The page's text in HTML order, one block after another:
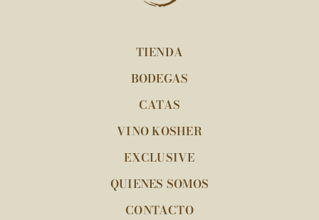
TIENDA
BODEGAS
CATAS
VINO KOSHER
EXCLUSIVE
QUIENES SOMOS
CONTACTO